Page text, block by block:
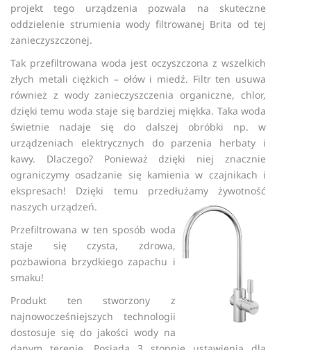
projekt tego urządzenia pozwala na skuteczne
oddzielenie strumienia wody filtrowanej Brita od tej
zanieczyszczonej.
Tak przefiltrowana woda jest oczyszczona z wszelkich
złych metali ciężkich – ołów i miedź. Filtr ten usuwa
również z wody zanieczyszczenia organiczne, chlor,
dzięki temu woda staje się bardziej miękka. Taka woda
świetnie nadaje się do dalszej obróbki np. w
urządzeniach elektrycznych do parzenia herbaty i
kawy. Dlaczego? Ponieważ dzięki niej znacznie
ograniczymy osadzanie się kamienia w czajnikach i
ekspresach! Dzięki temu przedłużamy żywotność
naszych urządzeń.
Przefiltrowana w ten sposób woda
staje się czysta, zdrowa,
pozbawiona brzydkiego zapachu i
smaku!
Produkt ten stworzony z
najnowocześniejszych technologii
dostosuje się do jakości wody na